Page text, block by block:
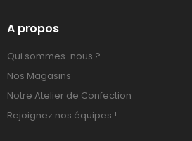
A propos
Qui sommes-nous ?
Nos Magasins
Notre Atelier de Confection
Rejoignez nos équipes !